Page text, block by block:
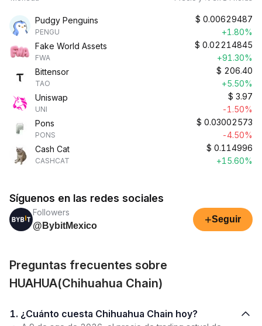
Pudgy Penguins
PENGU
$ 0.00629487
+1.80%
Fake World Assets
FWA
$ 0.02214845
+91.30%
Bittensor
TAO
$ 206.40
+5.50%
Uniswap
UNI
$ 3.97
-1.50%
Pons
PONS
$ 0.03002573
-4.50%
Cash Cat
CASHCAT
$ 0.114996
+15.60%
Síguenos en las redes sociales
Followers
@BybitMexico
+Seguir
Preguntas frecuentes sobre
HUAHUA(Chihuahua Chain)
1. ¿Cuánto cuesta Chihuahua Chain hoy?